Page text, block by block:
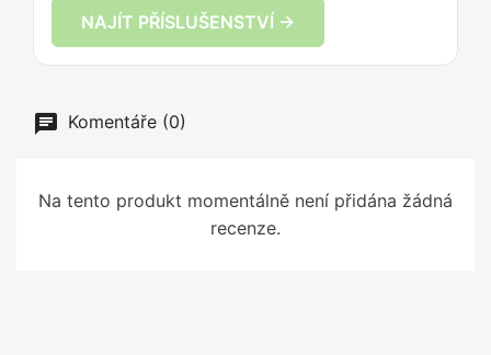
NAJÍT PŘÍSLUŠENSTVÍ →
Komentáře (0)
Na tento produkt momentálně není přidána žádná
recenze.